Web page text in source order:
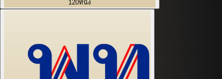
120ที่นั่ง